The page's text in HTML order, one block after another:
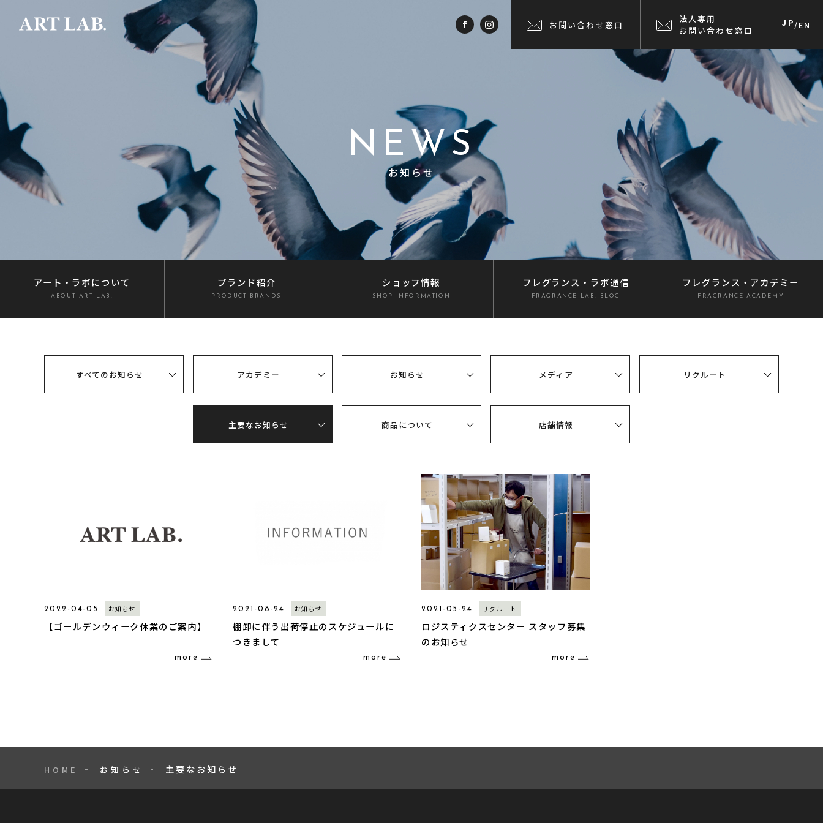
お問い合わせ窓口
法人専用
お問い合わせ窓口
JP/EN
NEWS
お知らせ
アート・ラボについて
ABOUT ART LAB.
ブランド紹介
PRODUCT BRANDS
ショップ情報
SHOP INFORMATION
フレグランス ・ラボ通信
FRAGRANCE LAB. BLOG
フレグランス ・アカデミー
FRAGRANCE ACADEMY
すべてのお知らせ アカデミー お知らせ メディア リクルート
主要なお知らせ 商品について 店舗情報
2022-04-05 お知らせ
【ゴールデンウィーク休業のご案内】
more
2021-08-24 お知らせ
棚卸に伴う出荷停止のスケジュールに
つきまして
more
2021-05-24 リクルート
ロジスティクスセンター スタッフ募集
のお知らせ
more
HOME お知らせ 主要なお知らせ